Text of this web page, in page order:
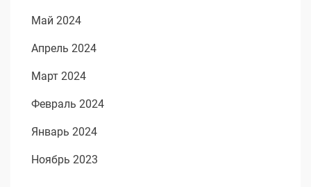
Май 2024
Апрель 2024
Март 2024
Февраль 2024
Январь 2024
Ноябрь 2023